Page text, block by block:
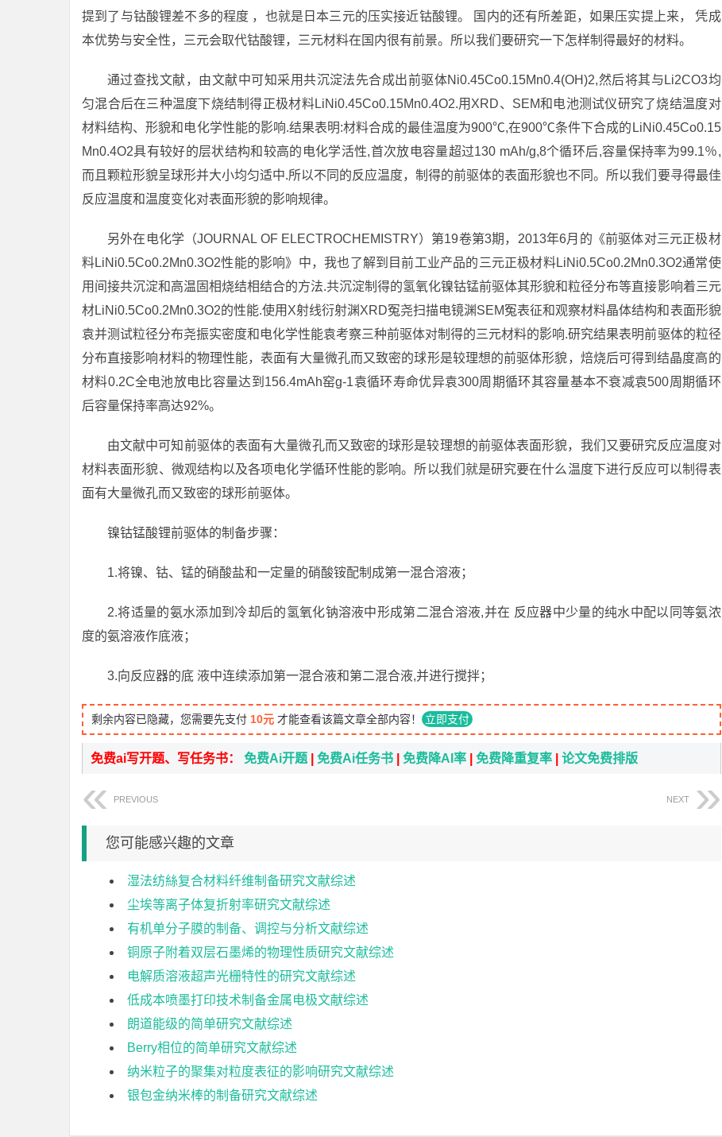
提到了与钴酸锂差不多的程度 ，也就是日本三元的压实接近钴酸锂。 国内的还有所差距，如果压实提上来， 凭成
本优势与安全性，三元会取代钴酸锂，三元材料在国内很有前景。所以我们要研究一下怎样制得最好的材料。
通过查找文献，由文献中可知采用共沉淀法先合成出前驱体Ni0.45Co0.15Mn0.4(OH)2,然后将其与Li2CO3均
匀混合后在三种温度下烧结制得正极材料LiNi0.45Co0.15Mn0.4O2.用XRD、SEM和电池测试仪研究了烧结温度对
材料结构、形貌和电化学性能的影响.结果表明:材料合成的最佳温度为900℃,在900℃条件下合成的LiNi0.45Co0.15
Mn0.4O2具有较好的层状结构和较高的电化学活性,首次放电容量超过130 mAh/g,8个循环后,容量保持率为99.1％,
而且颗粒形貌呈球形并大小均匀适中.所以不同的反应温度，制得的前驱体的表面形貌也不同。所以我们要寻得最佳
反应温度和温度变化对表面形貌的影响规律。
另外在电化学（JOURNAL OF ELECTROCHEMISTRY）第19卷第3期，2013年6月的《前驱体对三元正极材
料LiNi0.5Co0.2Mn0.3O2性能的影响》中，我也了解到目前工业产品的三元正极材料LiNi0.5Co0.2Mn0.3O2通常使
用间接共沉淀和高温固相烧结相结合的方法.共沉淀制得的氢氧化镍钴锰前驱体其形貌和粒径分布等直接影响着三元
材LiNi0.5Co0.2Mn0.3O2的性能.使用X射线衍射渊XRD冤尧扫描电镜渊SEM冤表征和观察材料晶体结构和表面形貌
袁并测试粒径分布尧振实密度和电化学性能袁考察三种前驱体对制得的三元材料的影响.研究结果表明前驱体的粒径
分布直接影响材料的物理性能，表面有大量微孔而又致密的球形是较理想的前驱体形貌，焙烧后可得到结晶度高的
材料0.2C全电池放电比容量达到156.4mAh窑g-1袁循环寿命优异袁300周期循环其容量基本不衰减袁500周期循环
后容量保持率高达92%。
由文献中可知前驱体的表面有大量微孔而又致密的球形是较理想的前驱体表面形貌，我们又要研究反应温度对
材料表面形貌、微观结构以及各项电化学循环性能的影响。所以我们就是研究要在什么温度下进行反应可以制得表
面有大量微孔而又致密的球形前驱体。
镍钴锰酸锂前驱体的制备步骤：
1.将镍、钴、锰的硝酸盐和一定量的硝酸铵配制成第一混合溶液；
2.将适量的氨水添加到冷却后的氢氧化钠溶液中形成第二混合溶液,并在 反应器中少量的纯水中配以同等氨浓
度的氨溶液作底液；
3.向反应器的底 液中连续添加第一混合液和第二混合液,并进行搅拌；
剩余内容已隐藏，您需要先支付 10元 才能查看该篇文章全部内容！ 立即支付
免费ai写开题、写任务书： 免费Ai开题 免费Ai任务书 免费降AI率 免费降重复率 论文免费排版
PREVIOUS NEXT
您可能感兴趣的文章
湿法纺絲复合材料纤维制备研究文献综述
尘埃等离子体复折射率研究文献综述
有机单分子膜的制备、调控与分析文献综述
铜原子附着双层石墨烯的物理性质研究文献综述
电解质溶液超声光栅特性的研究文献综述
低成本喷墨打印技术制备金属电极文献综述
朗道能级的简单研究文献综述
Berry相位的简单研究文献综述
纳米粒子的聚集对粒度表征的影响研究文献综述
银包金纳米棒的制备研究文献综述